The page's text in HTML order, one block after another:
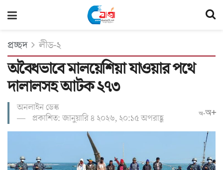
প্রচ্ছদ লীড-২
অবৈধভাবে মালয়েশিয়া যাওয়ার পথে
দালালসহ আটক ২৭৩
অনলাইন ডেস্ক
প্রকাশিত: জানুয়ারি ৪ ২০২৬, ২০:১৫ অপরাহ্ণ
অ-অ+